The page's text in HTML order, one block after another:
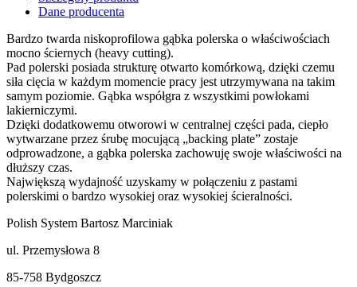
Dane producenta
Bardzo twarda niskoprofilowa gąbka polerska o właściwościach
mocno ściernych (heavy cutting).
Pad polerski posiada strukturę otwarto komórkową, dzięki czemu
siła cięcia w każdym momencie pracy jest utrzymywana na takim
samym poziomie. Gąbka współgra z wszystkimi powłokami
lakierniczymi.
Dzięki dodatkowemu otworowi w centralnej części pada, ciepło
wytwarzane przez śrubę mocującą „backing plate” zostaje
odprowadzone, a gąbka polerska zachowuję swoje właściwości na
dłuższy czas.
Największą wydajność uzyskamy w połączeniu z pastami
polerskimi o bardzo wysokiej oraz wysokiej ścieralności.
Polish System Bartosz Marciniak
ul. Przemysłowa 8
85-758 Bydgoszcz